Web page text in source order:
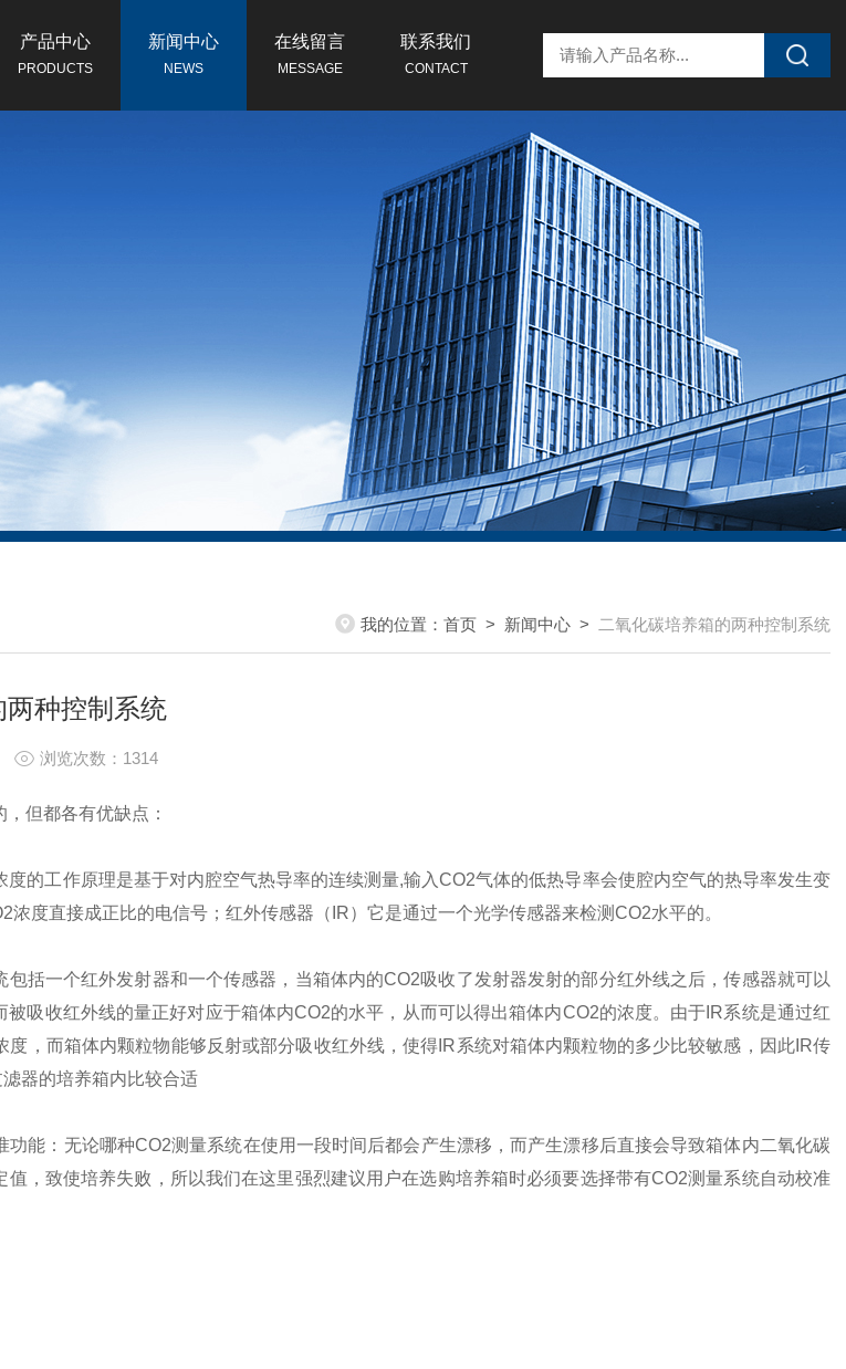
产品中心
PRODUCTS
新闻中心
NEWS
在线留言
MESSAGE
联系我们
CONTACT
我的位置： 首页 > 新闻中心 > 二氧化碳培养箱的两种控制系统
种控制系统
浏览次数：1314
但都各有优缺点：
工作原理是基于对内腔空气热导率的连续测量,输入CO2气体的低热导率会使腔内空气的热导率发生变
浓度直接成正比的电信号；红外传感器（IR）它是通过一个光学传感器来检测CO2水平的。
一个红外发射器和一个传感器，当箱体内的CO2吸收了发射器发射的部分红外线之后，传感器就可以
被吸收红外线的量正好对应于箱体内CO2的水平，从而可以得出箱体内CO2的浓度。由于IR系统是通过红
度，而箱体内颗粒物能够反射或部分吸收红外线，使得IR系统对箱体内颗粒物的多少比较敏感，因此IR传
器的培养箱内比较合适
：无论哪种CO2测量系统在使用一段时间后都会产生漂移，而产生漂移后直接会导致箱体内二氧化碳
值，致使培养失败，所以我们在这里强烈建议用户在选购培养箱时必须要选择带有CO2测量系统自动校准